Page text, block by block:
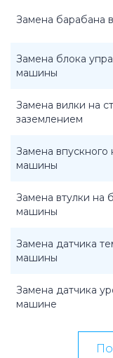
Замена барабана
Замена блока
машины
Замена вилки на
заземлением
Замена впускного
машины
Замена втулки на
машины
Замена датчика
машины
Замена датчика
машине